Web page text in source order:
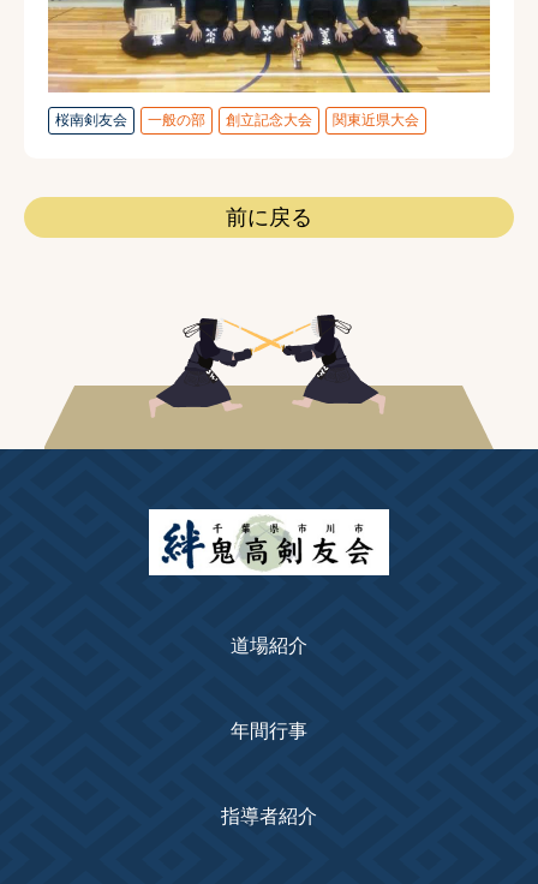
桜南剣友会 一般の部 創立記念大会 関東近県大会
前に戻る
道場紹介
年間行事
指導者紹介